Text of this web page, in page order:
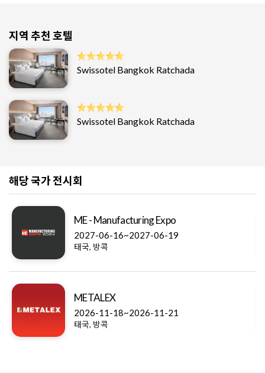
지역 추천 호텔
Swissotel Bangkok Ratchada
Swissotel Bangkok Ratchada
해당 국가 전시회
ME - Manufacturing Expo
2027-06-16~2027-06-19
태국, 방콕
METALEX
2026-11-18~2026-11-21
태국, 방콕